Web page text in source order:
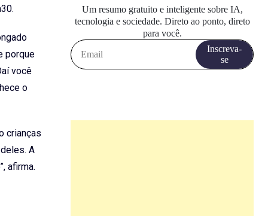
porque
você
o
crianças
A
afirma.